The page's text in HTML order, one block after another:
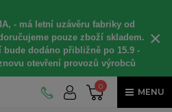
- má letní uzávěru fabriky od
pouze zboží skladem.
bude dodáno přibližně po 15.9 -
otevření provozů výrobců
×
0
MENU